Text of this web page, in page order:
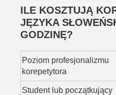
ILE KOSZTUJĄ
JĘZYKA
GODZINĘ?
Poziom profesjonalizmu
korepetytora
Student lub początkujący